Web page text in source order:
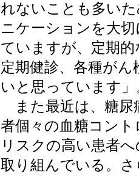
れないことも多い
ニケーションを大
ていますが、定期
定期健診、各種が
いと思っています」
また最近は、糖尿
者個々の血糖コン
リスクの高い患者
取り組んでいる。